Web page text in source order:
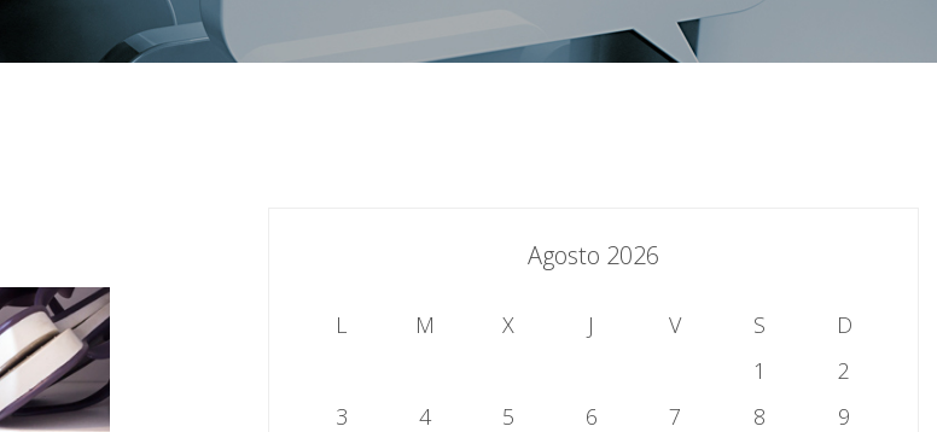
Agosto 2026
L M X J V S
D
1
2
3
4 5 6 7 8
9